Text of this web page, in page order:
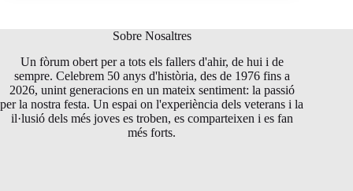
Sobre Nosaltres
Un fòrum obert per a tots els fallers d'ahir, de hui i de
sempre. Celebrem 50 anys d'història, des de 1976 fins a
2026, unint generacions en un mateix sentiment: la passió
per la nostra festa. Un espai on l'experiència dels veterans i la
il·lusió dels més joves es troben, es comparteixen i es fan
més forts.